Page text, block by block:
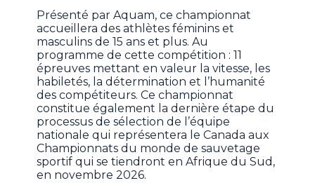
Présenté par Aquam, ce championnat
accueillera des athlètes féminins et
masculins de 15 ans et plus. Au
programme de cette compétition : 11
épreuves mettant en valeur la vitesse, les
habiletés, la détermination et l’humanité
des compétiteurs. Ce championnat
constitue également la dernière étape du
processus de sélection de l’équipe
nationale qui représentera le Canada aux
Championnats du monde de sauvetage
sportif qui se tiendront en Afrique du Sud,
en novembre 2026.